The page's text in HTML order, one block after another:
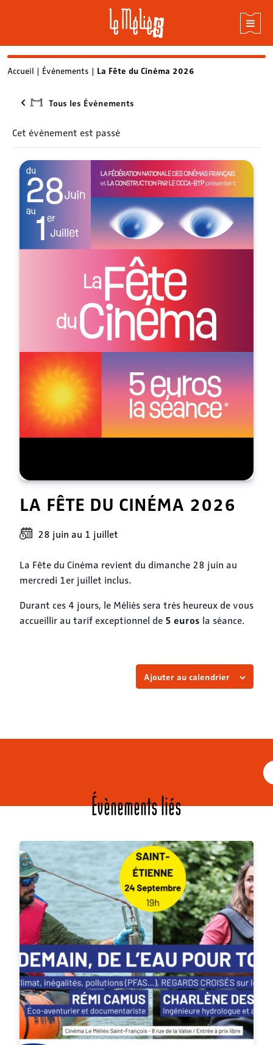
Skip
content
Accueil | Évènements | La Fête du Cinéma 2026
Tous les Évènements
Cet évènement est passé
LA FÊTE DU CINÉMA 2026
28 juin au 1 juillet
La Fête du Cinéma revient du dimanche 28 juin au
mercredi 1er juillet inclus.
Durant ces 4 jours, le Méliès sera très heureux de vous
accueillir au tarif exceptionnel de 5 euros la séance.
Ajouter au calendrier
Évènements liés